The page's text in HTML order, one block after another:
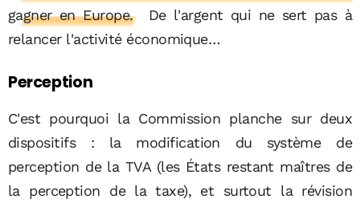
gagner en Europe.
De l'argent qui ne sert pas à
relancer l'activité économique…
Perception
C'est pourquoi la Commission planche sur deux
dispositifs : la modification du système de
perception de la TVA (les États restant maîtres de
la perception de la taxe), et surtout la révision